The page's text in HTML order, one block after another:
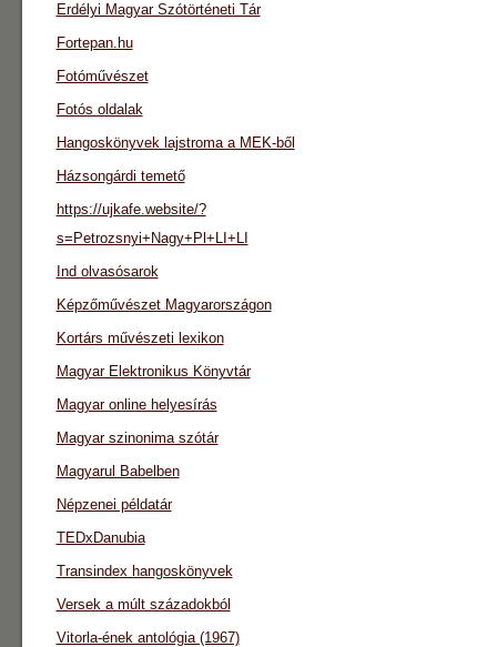
Erdélyi Magyar Szótörténeti Tár
Fortepan.hu
Fotóművészet
Fotós oldalak
Hangoskönyvek lajstroma a MEK-ből
Házsongárdi temető
https://ujkafe.website/?
s=Petrozsnyi+Nagy+Pl+LI+LI
Ind olvasósarok
Képzőművészet Magyarországon
Kortárs művészeti lexikon
Magyar Elektronikus Könyvtár
Magyar online helyesírás
Magyar szinonima szótár
Magyarul Babelben
Népzenei példatár
TEDxDanubia
Transindex hangoskönyvek
Versek a múlt századokból
Vitorla-ének antológia (1967)